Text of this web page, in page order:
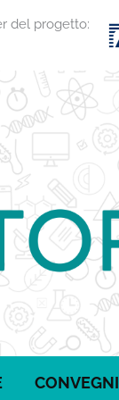
del progetto:
CONVEGNI